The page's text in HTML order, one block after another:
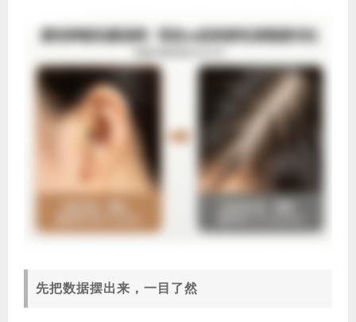
先把数据摆出来，一目了然